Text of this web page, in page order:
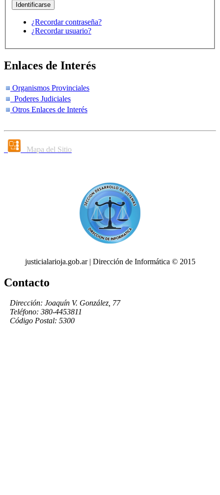
¿Recordar contraseña?
¿Recordar usuario?
Enlaces de Interés
Organismos Provinciales
Poderes Judiciales
Otros Enlaces de Interés
Mapa del Sitio
justicialarioja.gob.ar | Dirección de Informática © 2015
Contacto
Dirección: Joaquín V. González, 77
Teléfono: 380-4453811
Código Postal: 5300